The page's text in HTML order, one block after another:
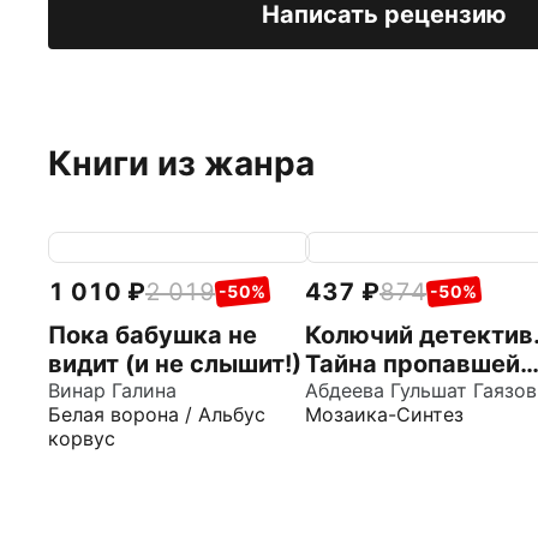
Написать рецензию
Книги из жанра
1 010 2 019 -50%
Пока бабушка не
видит (и не слышит!)
Винар Галина
Белая ворона / Альбус
корвус
437 874 -50%
Колючий
Тайна пропавшей
медали
Абдеева Гульшат
Мозаика-Синтез